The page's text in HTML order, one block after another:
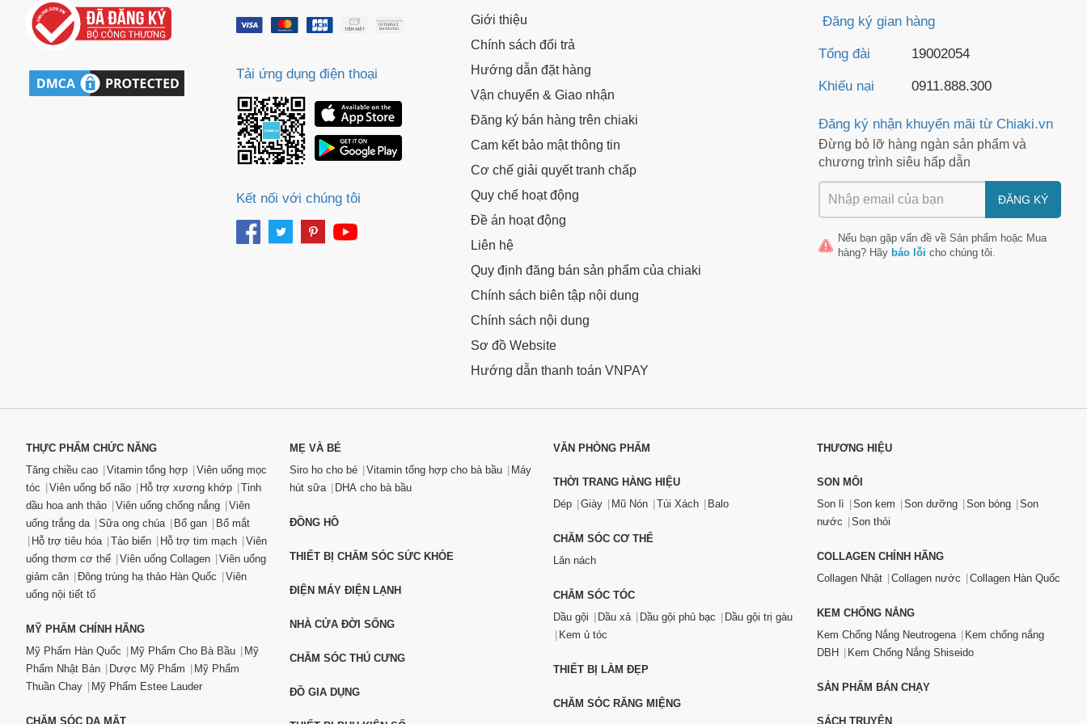
Tải ứng dụng điện thoại
Kết nối với chúng tôi
Giới thiệu
Chính sách đổi trả
Hướng dẫn đặt hàng
Vận chuyển & Giao nhận
Đăng ký bán hàng trên chiaki
Cam kết bảo mật thông tin
Cơ chế giải quyết tranh chấp
Quy chế hoạt động
Đề án hoạt động
Liên hệ
Quy định đăng bán sản phẩm của chiaki
Chính sách biên tập nội dung
Chính sách nội dung
Sơ đồ Website
Hướng dẫn thanh toán VNPAY
Đăng ký gian hàng
Tổng đài 19002054
Khiếu nại 0911.888.300
Đăng ký nhận khuyến mãi từ Chiaki.vn
Đừng bỏ lỡ hàng ngàn sản phẩm và
chương trình siêu hấp dẫn
ĐĂNG KÝ
Nếu bạn gặp vấn đề về Sản phẩm hoặc Mua
hàng? Hãy báo lỗi cho chúng tôi.
THỰC PHẨM CHỨC NĂNG
Tăng chiều cao
Vitamin tổng hợp
Viên uống mọc
tóc
Viên uống bổ não Hỗ trợ xương khớp
Tinh
dầu hoa anh thảo
Viên uống chống nắng
Viên
uống trắng da
Sữa ong chúa Bổ gan
Bổ mắt
Hỗ trợ tiêu hóa
Tảo biển Hỗ trợ tim mạch
Viên
uống thơm cơ thể
Viên uống Collagen
Viên uống
giảm cân
Đông trùng hạ thảo Hàn Quốc
Viên
uống nội tiết tố
MỸ PHẨM CHÍNH HÃNG
Mỹ Phẩm Hàn Quốc
Mỹ Phẩm Cho Bà Bầu
Mỹ
Phẩm Nhật Bản
Dược Mỹ Phẩm
Mỹ Phẩm
Thuần Chay
Mỹ Phẩm Estee Lauder
CHĂM SÓC DA MẶT
MẸ VÀ BÉ
Siro ho cho bé
Vitamin tổng hợp cho bà bầu
Máy
hút sữa
DHA cho bà bầu
ĐỒNG HỒ
THIẾT BỊ CHĂM SÓC SỨC KHỎE
ĐIỆN MÁY ĐIỆN LẠNH
NHÀ CỬA ĐỜI SỐNG
CHĂM SÓC THÚ CƯNG
ĐỒ GIA DỤNG
VĂN PHÒNG PHẨM
THỜI TRANG HÀNG HIỆU
Dép
Giày Mũ Nón Túi Xách Balo
CHĂM SÓC CƠ THỂ
Lăn nách
CHĂM SÓC TÓC
Dầu gội
Dầu xả Dầu gội phủ bạc
Dầu gội trị gàu
Kem ủ tóc
THIẾT BỊ LÀM ĐẸP
CHĂM SÓC RĂNG MIỆNG
THƯƠNG HIỆU
SON MÔI
Son lì
Son kem Son dưỡng Son bóng
Son
nước
Son thỏi
COLLAGEN CHÍNH HÃNG
Collagen Nhật
Collagen nước Collagen Hàn Quốc
KEM CHỐNG NẮNG
Kem Chống Nắng Neutrogena
Kem chống nắng
DBH
Kem Chống Nắng Shiseido
SẢN PHẨM BÁN CHẠY
SÁCH TRUYỆN